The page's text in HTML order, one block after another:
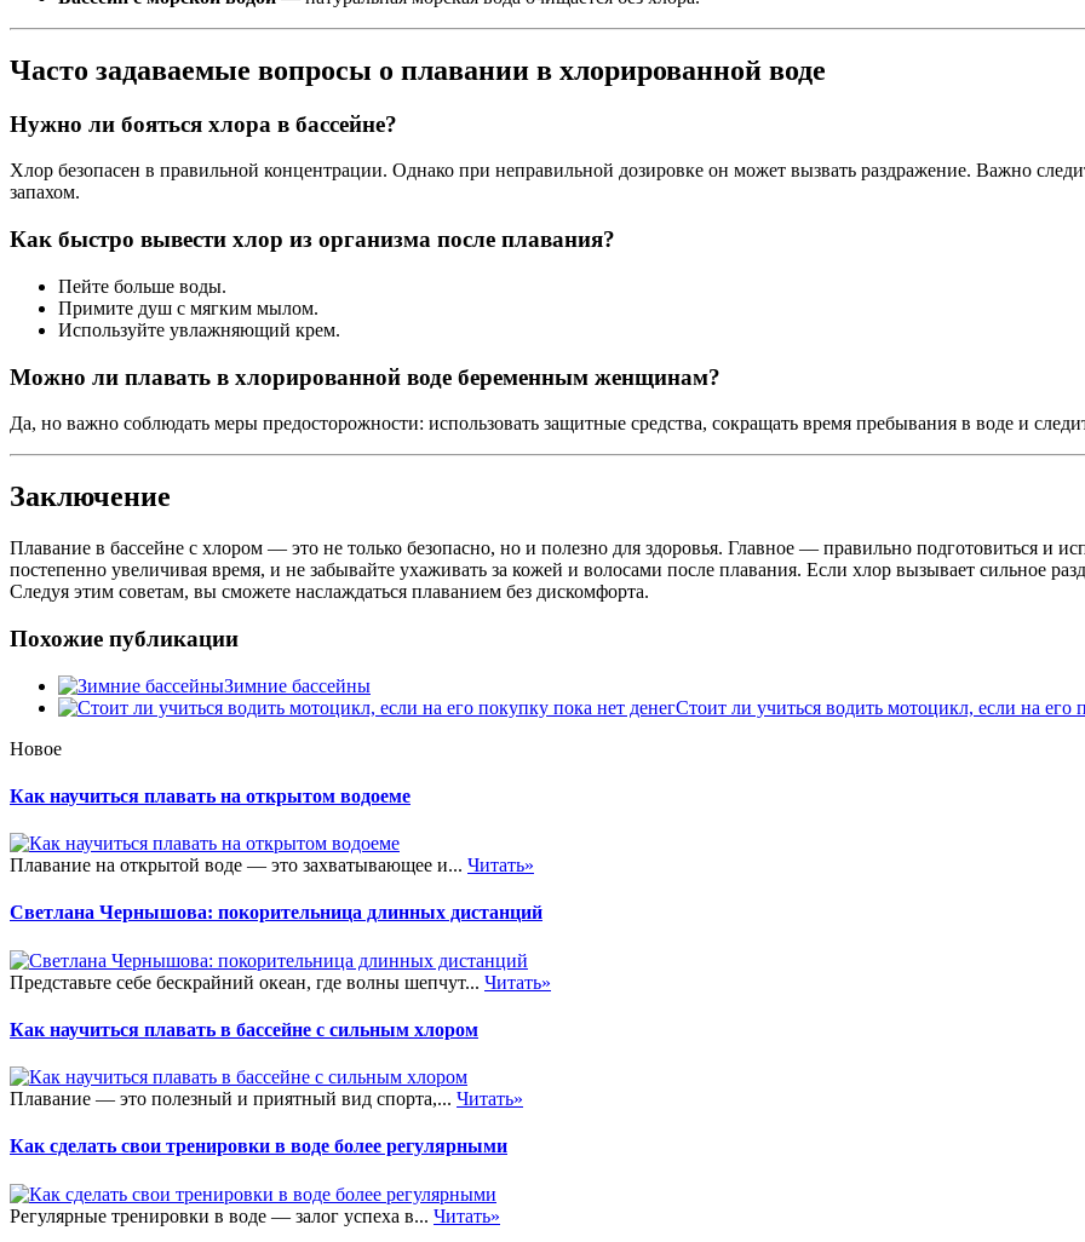
Часто задаваемые вопросы о плавании в хлорированной воде
Нужно ли бояться хлора в бассейне?
Хлор безопасен в правильной концентрации. Однако при неправильной дозировке он может вызвать раздражение. Важно
запахом.
Как быстро вывести хлор из организма после плавания?
Пейте больше воды.
Примите душ с мягким мылом.
Используйте увлажняющий крем.
Можно ли плавать в хлорированной воде беременным женщинам?
Да, но важно соблюдать меры предосторожности: использовать защитные средства, сокращать время пребывания в воде и
Заключение
Плавание в бассейне с хлором — это не только безопасно, но и полезно для здоровья. Главное — правильно подготовиться и
постепенно увеличивая время, и не забывайте ухаживать за кожей и волосами после плавания. Если хлор вызывает сильное
Следуя этим советам, вы сможете наслаждаться плаванием без дискомфорта.
Похожие публикации
Зимние бассейны
Стоит ли учиться водить мотоцикл, если на его
Новое
Как научиться плавать на открытом водоеме
Плавание на открытой воде — это захватывающее и... Читать»
Светлана Чернышова: покорительница длинных дистанций
Представьте себе бескрайний океан, где волны шепчут... Читать»
Как научиться плавать в бассейне с сильным хлором
Плавание — это полезный и приятный вид спорта,... Читать»
Как сделать свои тренировки в воде более регулярными
Регулярные тренировки в воде — залог успеха в... Читать»